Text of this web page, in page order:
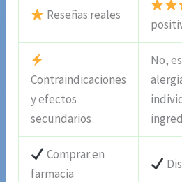
Reseñas reales
Contraindicaciones
y efectos
secundarios
No,
Comprar en
farmacia